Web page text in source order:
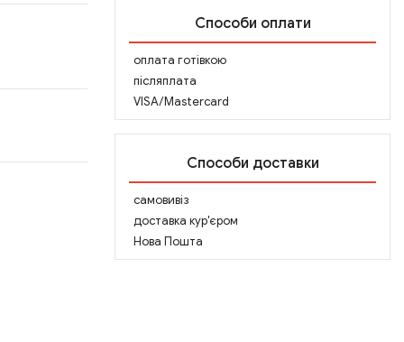
Способи оплати
оплата готівкою
післяплата
VISA/Mastercard
Способи доставки
самовивіз
доставка кур'єром
Нова Пошта